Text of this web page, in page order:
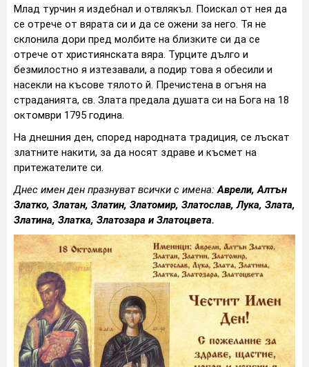
Млад турчин я издебнал и отвлякъл. Поискал от нея да
се отрече от вярата си и да се ожени за него. Тя не
склонила дори пред молбите на близките си да се
отрече от християнската вяра. Турците дълго и
безмилостно я изтезавали, а подир това я обесили и
насекли на късове тялото й. Пречистена в огъня на
страданията, св. Злата предала душата си на Бога на 18
октомври 1795 година.
На днешния ден, според народната традиция, се лъскат
златните накити, за да носят здраве и късмет на
притежателите си.
Днес имен ден празнуват всички с имена:Аврели, Алтън
Златко, Златан, Златин, Златомир, Златослав, Лука, Злата,
Златина, Златка, Златозара и Златоцвета.